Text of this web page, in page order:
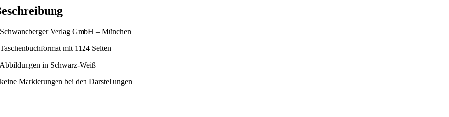
Verlag GmbH – München
mit 1124 Seiten
in Schwarz-Weiß
Markierungen bei den Darstellungen